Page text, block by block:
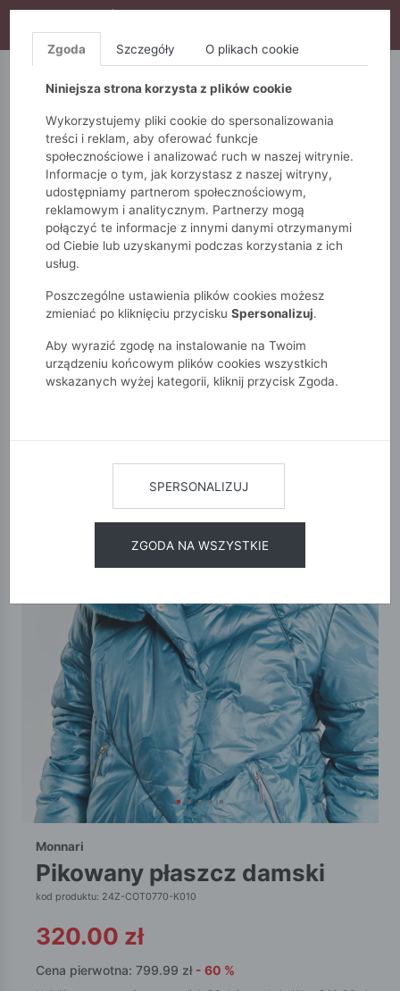
S10), DODATKOWE 15% ZA 3SZT (KOD: S15)
5.10.15. QUIOSQUE
Monnari Zobacz wszystko Płaszcze
Pikowane
Pikowany płaszcz damski
Monnari
pikowany płaszcz damski
kod produktu: 24Z-COT0770-K010
320.00 zł
Cena pierwotna: 799.99 zł - 60 %
Zgoda Szczegóły O plikach cookie
Niniejsza strona korzysta z plików cookie
Wykorzystujemy pliki cookie do spersonalizowania
treści i reklam, aby oferować funkcje
społecznościowe i analizować ruch w naszej witrynie.
Informacje o tym, jak korzystasz z naszej witryny,
udostępniamy partnerom społecznościowym,
reklamowym i analitycznym. Partnerzy mogą
połączyć te informacje z innymi danymi otrzymanymi
od Ciebie lub uzyskanymi podczas korzystania z ich
usług.
Poszczególne ustawienia plików cookies możesz
zmieniać po kliknięciu przycisku Spersonalizuj.
Aby wyrazić zgodę na instalowanie na Twoim
urządzeniu końcowym plików cookies wszystkich
wskazanych wyżej kategorii, kliknij przycisk Zgoda.
SPERSONALIZUJ
ZGODA NA WSZYSTKIE